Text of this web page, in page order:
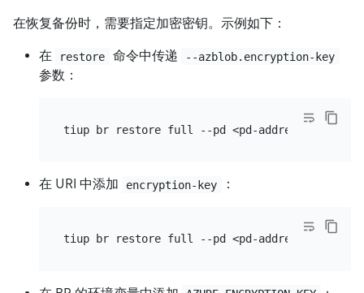
在恢复备份时，需要指定加密密钥。示例如下：
在 restore 命令中传递 --azblob.encryption-key
参数：
tiup br restore full --pd <pd-address> --
在 URI 中添加 encryption-key ：
tiup br restore full --pd <pd-address> --